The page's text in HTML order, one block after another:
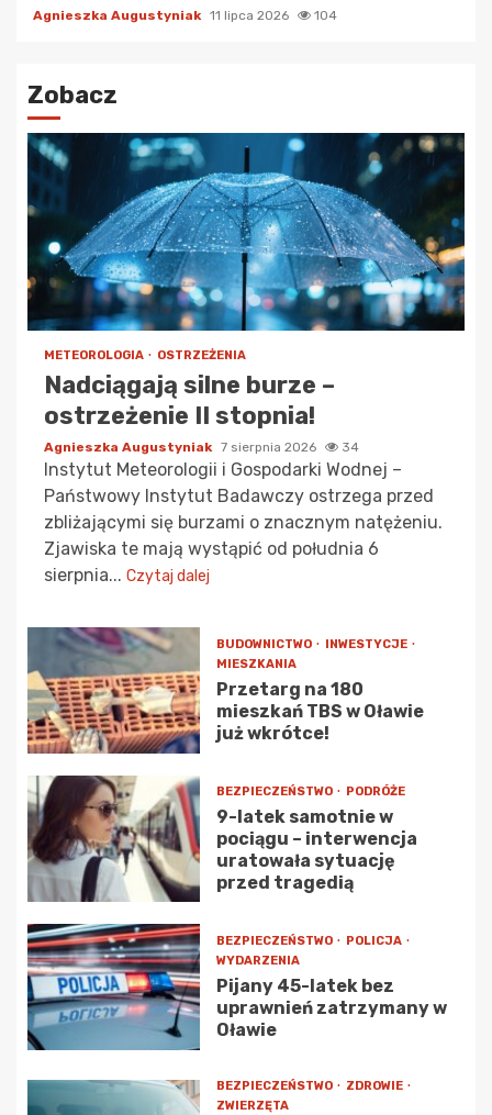
Agnieszka Augustyniak 11 lipca 2026 104
Zobacz
METEOROLOGIA OSTRZEŻENIA
Nadciągają silne burze –
ostrzeżenie II stopnia!
Agnieszka Augustyniak 7 sierpnia 2026 34
Instytut Meteorologii i Gospodarki Wodnej –
Państwowy Instytut Badawczy ostrzega przed
zbliżającymi się burzami o znacznym natężeniu.
Zjawiska te mają wystąpić od południa 6
sierpnia... Czytaj dalej
BUDOWNICTWO
INWESTYCJE
MIESZKANIA
Przetarg na 180
mieszkań TBS w Oławie
już wkrótce!
BEZPIECZEŃSTWO PODRÓŻE
9-latek samotnie w
pociągu – interwencja
uratowała sytuację
przed tragedią
BEZPIECZEŃSTWO
POLICJA
WYDARZENIA
Pijany 45-latek bez
uprawnień zatrzymany w
Oławie
BEZPIECZEŃSTWO
ZDROWIE
ZWIERZĘTA